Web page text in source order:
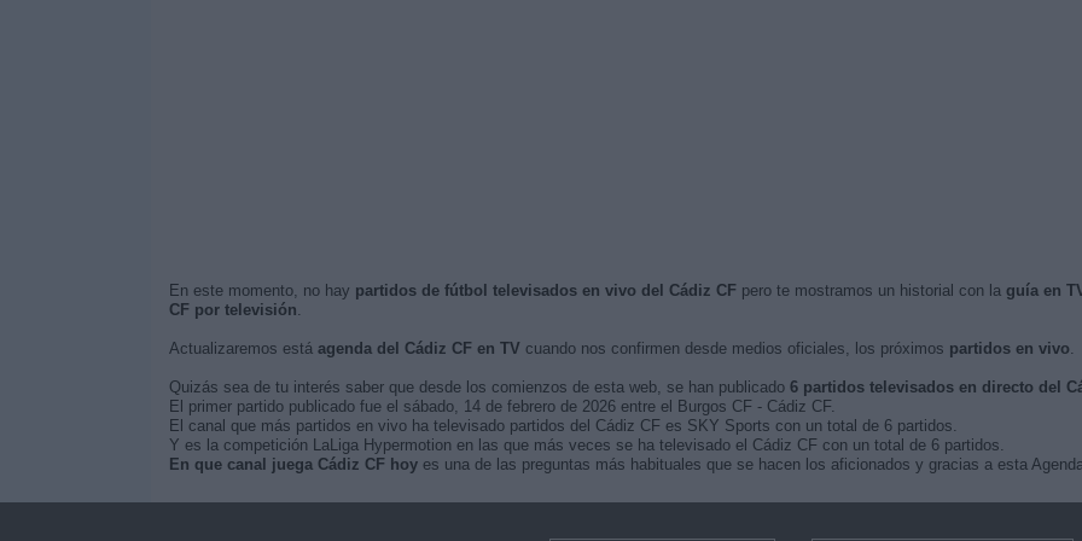
En este momento, no hay partidos de fútbol televisados en vivo del Cádiz CFpero te mostramos un historial con la guía en
CF por televisión.
Actualizaremos está agenda del Cádiz CF en TV cuando nos confirmen desde medios oficiales, los próximos partidos en vivo.
Quizás sea de tu interés saber que desde los comienzos de esta web, se han publicado 6 partidos televisados en directo del
El primer partido publicado fue el sábado, 14 de febrero de 2026 entre el Burgos CF - Cádiz CF.
El canal que más partidos en vivo ha televisado partidos del Cádiz CF es SKY Sports con un total de 6 partidos.
Y es la competición LaLiga Hypermotion en las que más veces se ha televisado el Cádiz CF con un total de 6 partidos.
En que canal juega Cádiz CF hoyes una de las preguntas más habituales que se hacen los aficionados y gracias a esta